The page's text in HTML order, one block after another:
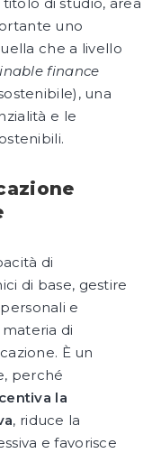
di studio, area
uno
che a livello
finance
una
e le
di
di base, gestire
e
di
È un
perché
la
, riduce la
e favorisce